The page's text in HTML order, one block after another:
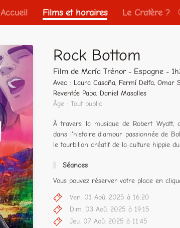
Accueil Films et horaires Le Cratère ?
Rock Bottom
Film de María Trénor - Espagne -
Avec : Laura Casaña, Fermí Delfa, Omar
Reventós Papo, Daniel Masalles
Âge : Tout public
À travers la musique de Robert Wyatt,
dans l'histoire d'amour passionnée de
le tourbillon créatif de la culture hippie
Séances
Vous pouvez réserver votre place en
Ven. 01 Aoû. 2025 à 16:20
Dim. 03 Aoû. 2025 à 19:15
Jeu. 07 Aoû. 2025 à 11:45